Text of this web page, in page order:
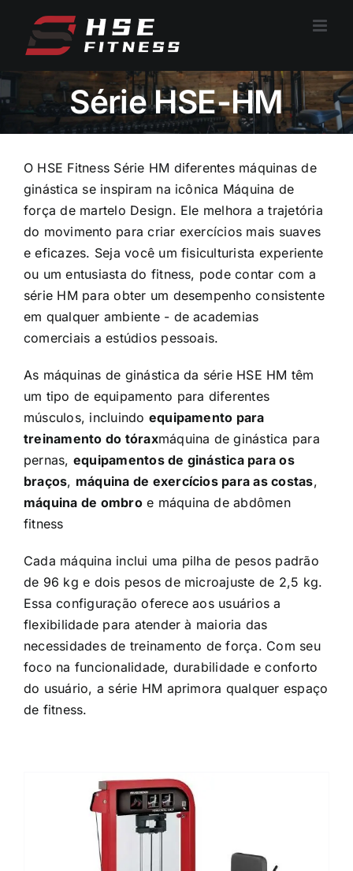
conteúdo
Série HSE-HM
O HSE Fitness Série HM diferentes máquinas de
ginástica se inspiram na icônica Máquina de
força de martelo Design. Ele melhora a trajetória
do movimento para criar exercícios mais suaves
e eficazes. Seja você um fisiculturista experiente
ou um entusiasta do fitness, pode contar com a
série HM para obter um desempenho consistente
em qualquer ambiente - de academias
comerciais a estúdios pessoais.
As máquinas de ginástica da série HSE HM têm
um tipo de equipamento para diferentes
músculos, incluindo equipamento para
treinamento do tóraxmáquina de ginástica para
pernas, equipamentos de ginástica para os
braços, máquina de exercícios para as costas,
máquina de ombroe máquina de abdômen
fitness
Cada máquina inclui uma pilha de pesos padrão
de 96 kg e dois pesos de microajuste de 2,5 kg.
Essa configuração oferece aos usuários a
flexibilidade para atender à maioria das
necessidades de treinamento de força. Com seu
foco na funcionalidade, durabilidade e conforto
do usuário, a série HM aprimora qualquer espaço
de fitness.